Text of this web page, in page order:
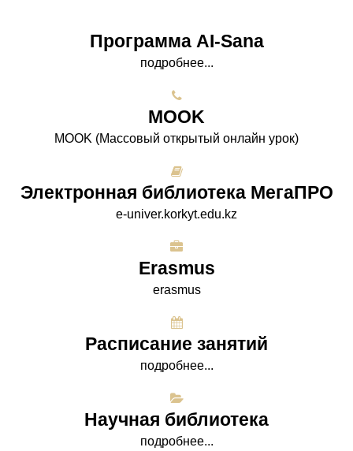
Программа AI-Sana
подробнее...
МООK
МООK (Массовый открытый онлайн урок)
Электронная библиотека МегаПРО
e-univer.korkyt.edu.kz
Erasmus
erasmus
Расписание занятий
подробнее...
Научная библиотека
подробнее...